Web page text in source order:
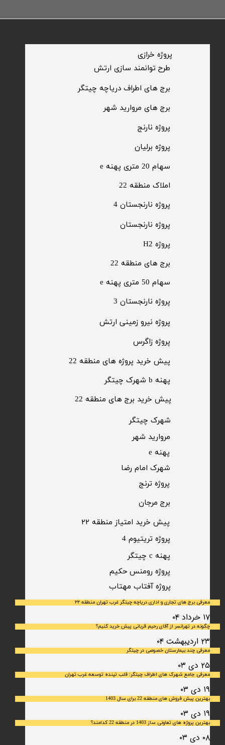
​طرح توانمند سازی ارتش
پیش خرید برج های منطقه 22
سهام 20 متری پهنه e​​​​​​​
​سهام 50 متری پهنه e
پهنه b شهرک چیتگر
​املاک منطقه 22
برج های منطقه 22
پیش خرید پروژه های منطقه 22
​پروژه خرازی
پروژه برلیان
پروژه H2
​پروژه زاگرس
​پروژه ترنج
​پروژه نارنج
​پروژه نارنجستان
​پروژه نیرو زمینی ارتش
​برج های اطراف دریاچه چیتگر
​برج های مروارید شهر
پروژه نارنجستان 4
​پروژه نارنجستان 3
​شهرک چیتگر
مروارید شهر​​​​​​​
شهرک امام رضا
پهنه e
برج مرجان
معرفی برج های تجاری و اداری دریاچه چیتگر غرب تهران منطقه ۲۲
۱۷ خرداد ۰۴
چگونه در تهرانسر از آقای رحیم قربانی پیش خرید کنیم؟
۲۳ اردیبهشت ۰۴
معرفی چند بیمارستان خصوصی در چیتگر
۲۵ دی ۰۳
معرفی جامع شهرک‌ های اطراف چیتگر: قلب تپنده توسعه غرب تهران
۱۹ دی ۰۳
بهترین پیش فروش های منطقه 22 برای سال 1403
۱۹ دی ۰۳
بهترین پروژه های تعاونی ساز 1403 در منطقه 22 کدامند؟
۰۸ دی ۰۳
پیش خرید امتیاز منطقه ۲۲​​​​​​​
​پروژه آفتاب مهتاب
پروژه رومنس حکیم
پهنه c چیتگر
پروژه تریتیوم 4